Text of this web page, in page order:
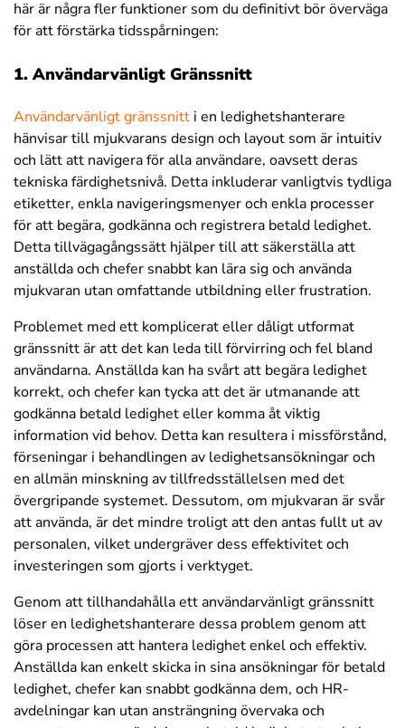
här är några fler funktioner som du definitivt bör överväga
för attförstärka tidsspårningen:
1. Användarvänligt Gränssnitt
Användarvänligt gränssnitt i en ledighetshanterare
hänvisar till mjukvarans design och layout som är intuitiv
och lätt att navigera för alla användare, oavsett deras
tekniska färdighetsnivå. Detta inkluderar vanligtvis tydliga
etiketter, enkla navigeringsmenyer och enkla processer
för att begära, godkänna och registrera betald ledighet.
Detta tillvägagångssätt hjälper till att säkerställa att
anställda och chefer snabbt kan lära sig och använda
mjukvaran utan omfattande utbildning eller frustration.
Problemet med ett komplicerat eller dåligt utformat
gränssnitt är att det kan leda till förvirring och fel bland
användarna. Anställda kan ha svårt att begära ledighet
korrekt, och chefer kan tycka att det är utmanande att
godkänna betald ledighet eller komma åt viktig
information vid behov. Detta kan resultera i missförstånd,
förseningar i behandlingen av ledighetsansökningar och
en allmän minskning av tillfredsställelsen med det
övergripande systemet. Dessutom, om mjukvaran är svår
att använda, är det mindre troligt att den antas fullt ut av
personalen, vilket undergräver dess effektivitet och
investeringen som gjorts i verktyget.
Genom att tillhandahålla ett användarvänligt gränssnitt
löser en ledighetshanterare dessa problem genom att
göra processen att hantera ledighet enkel och effektiv.
Anställda kan enkelt skicka in sina ansökningar för betald
ledighet, chefer kan snabbt godkänna dem, och HR-
avdelningar kan utan ansträngning övervaka och